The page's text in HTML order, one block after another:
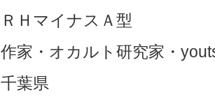
ＲＨマイナスＡ型
作家・オカルト研究家・
千葉県